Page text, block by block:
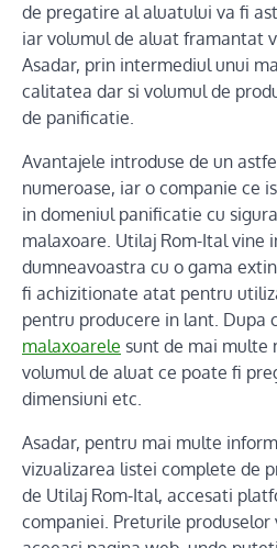
de pregatire al aluatului va fi
iar volumul de aluat framantat
Asadar, prin intermediul unui
calitatea dar si volumul de
de panificatie.
Avantajele introduse de un
numeroase, iar o companie ce
in domeniul panificatie cu
malaxoare. Utilaj Rom-Ital vine
dumneavoastra cu o gama
fi achizitionate atat pentru
pentru producere in lant. Dupa
malaxoarele sunt de mai multe
volumul de aluat ce poate fi
dimensiuni etc.
Asadar, pentru mai multe
vizualizarea listei complete de
de Utilaj Rom-Ital, accesati
companiei. Preturile produselor